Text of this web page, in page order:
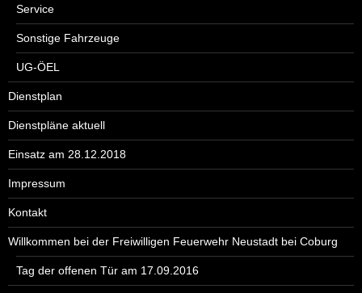
Service
Sonstige Fahrzeuge
UG-ÖEL
Dienstplan
Dienstpläne aktuell
Einsatz am 28.12.2018
Impressum
Kontakt
Willkommen bei der Freiwilligen Feuerwehr Neustadt bei Coburg
Tag der offenen Tür am 17.09.2016